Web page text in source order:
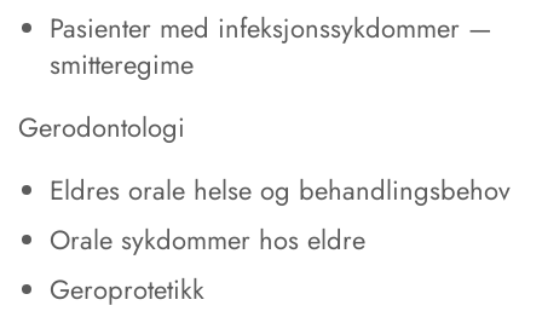
Pasienter med infeksjonssykdommer —
smitteregime
Gerodontologi
Eldres orale helse og behandlingsbehov
Orale sykdommer hos eldre
Geroprotetikk